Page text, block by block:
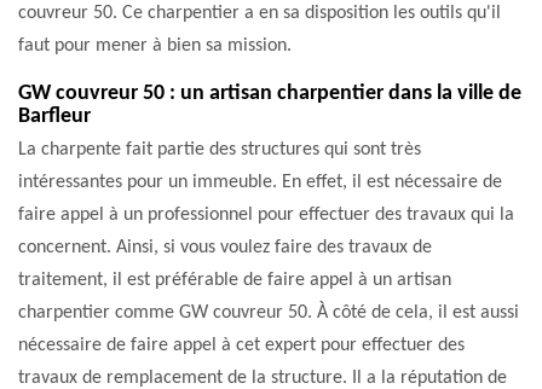
couvreur 50. Ce charpentier a en sa disposition les outils qu'il
faut pour mener à bien sa mission.
GW couvreur 50 : un artisan charpentier dans la ville de
Barfleur
La charpente fait partie des structures qui sont très
intéressantes pour un immeuble. En effet, il est nécessaire de
faire appel à un professionnel pour effectuer des travaux qui la
concernent. Ainsi, si vous voulez faire des travaux de
traitement, il est préférable de faire appel à un artisan
charpentier comme GW couvreur 50. À côté de cela, il est aussi
nécessaire de faire appel à cet expert pour effectuer des
travaux de remplacement de la structure. Il a la réputation de